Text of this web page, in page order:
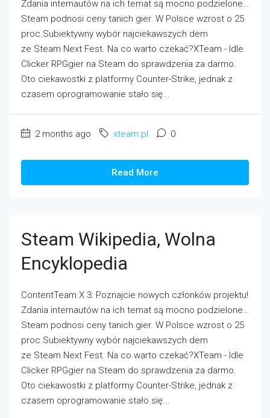
Zdania internautów na ich temat są mocno podzielone…
Steam podnosi ceny tanich gier. W Polsce wzrost o 25
proc.Subiektywny wybór najciekawszych dem
ze Steam Next Fest. Na co warto czekać?XTeam - Idle
Clicker RPGgier na Steam do sprawdzenia za darmo.
Oto ciekawostki z platformy Counter-Strike, jednak z
czasem oprogramowanie stało się...
2 months ago xteam.pl 0
Read More
Steam Wikipedia, Wolna
Encyklopedia
ContentTeam X 3: Poznajcie nowych członków projektu!
Zdania internautów na ich temat są mocno podzielone…
Steam podnosi ceny tanich gier. W Polsce wzrost o 25
proc.Subiektywny wybór najciekawszych dem
ze Steam Next Fest. Na co warto czekać?XTeam - Idle
Clicker RPGgier na Steam do sprawdzenia za darmo.
Oto ciekawostki z platformy Counter-Strike, jednak z
czasem oprogramowanie stało się...